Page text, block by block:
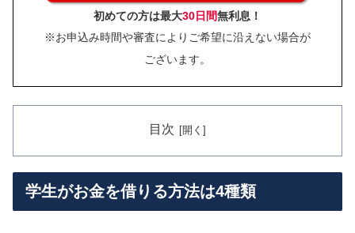
初めての方は最大30日間無利息！
※お申込み時間や審査によりご希望に沿えない場合が
ございます。
目次
学生がお金を借りる方法は4種類